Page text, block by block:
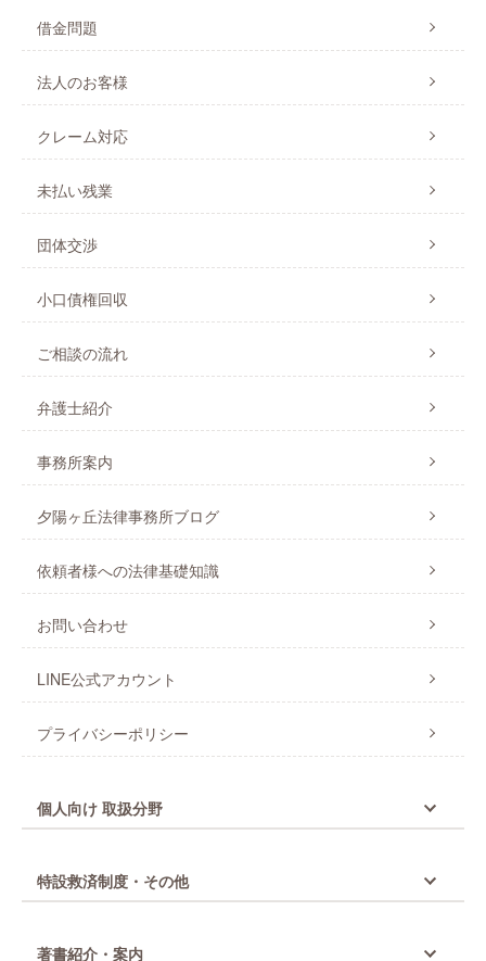
借金問題
法人のお客様
クレーム対応
未払い残業
団体交渉
小口債権回収
ご相談の流れ
弁護士紹介
事務所案内
夕陽ヶ丘法律事務所ブログ
依頼者様への法律基礎知識
お問い合わせ
LINE公式アカウント
プライバシーポリシー
個人向け 取扱分野
特設救済制度・その他
著書紹介・案内